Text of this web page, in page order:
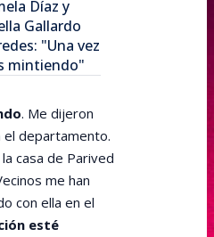
Díaz y
Gallardo
"Una vez
mintiendo"
. Me dijeron
el departamento.
casa de Parived
me han
con ella en el
esté